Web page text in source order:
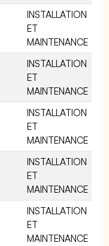
INSTALLATION
ET
MAINTENANCE
INSTALLATION
ET
MAINTENANCE
INSTALLATION
ET
MAINTENANCE
INSTALLATION
ET
MAINTENANCE
INSTALLATION
ET
MAINTENANCE